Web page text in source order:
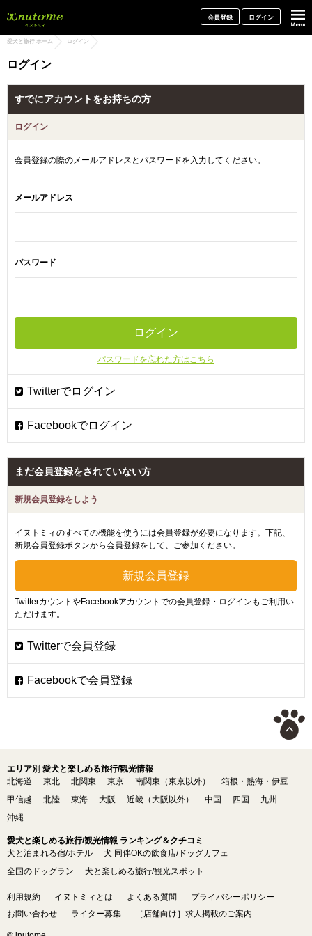
会員登録 ログイン
愛犬と旅行 ホーム ログイン
ログイン
すでにアカウントをお持ちの方
ログイン
会員登録の際のメールアドレスとパスワードを入力してください。
メールアドレス
パスワード
パスワードを忘れた方はこちら
まだ会員登録をされていない方
新規会員登録をしよう
イヌトミィのすべての機能を使うには会員登録が必要になります。下記、
新規会員登録ボタンから会員登録をして、ご参加ください。
TwitterカウントやFacebookアカウントでの会員登録・ログインもご利用い
ただけます。
エリア別 愛犬と楽しめる旅行/観光情報
北海道
東北 北関東 東京 南関東（東京以外）
箱根・熱海・伊豆
甲信越
北陸 東海 大阪 近畿（大阪以外） 中国 四国
九州
沖縄
愛犬と楽しめる旅行/観光情報 ランキング＆クチコミ
犬と泊まれる宿/ホテル
犬 同伴OKの飲食店/ドッグカフェ
全国のドッグラン
犬と楽しめる旅行/観光スポット
利用規約 イヌトミィとは よくある質問
プライバシーポリシー
お問い合わせ
ライター募集 ［店舗向け］求人掲載のご案内